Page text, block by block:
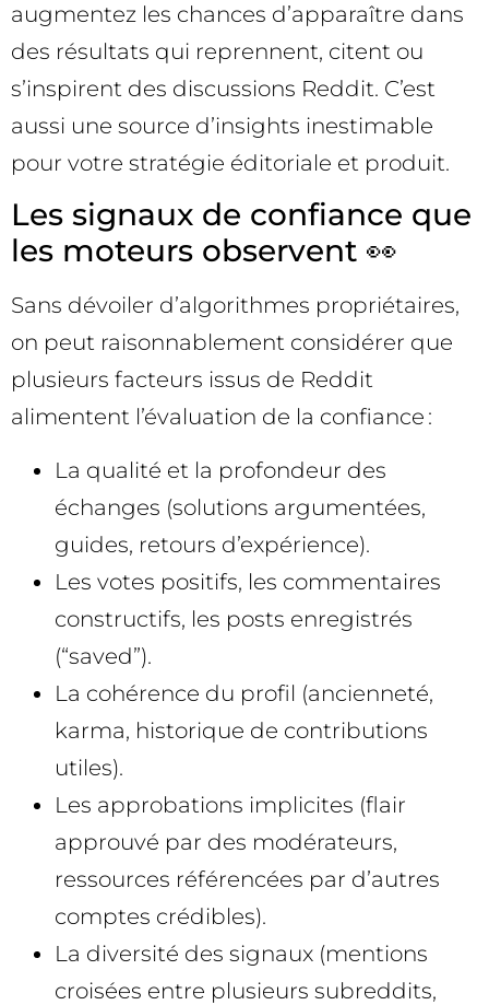
augmentez les chances d’apparaître dans
des résultats qui reprennent, citent ou
s’inspirent des discussions Reddit. C’est
aussi une source d’insights inestimable
pour votre stratégie éditoriale et produit.
Les signaux de confiance que
les moteurs observent 👀
Sans dévoiler d’algorithmes propriétaires,
on peut raisonnablement considérer que
plusieurs facteurs issus de Reddit
alimentent l’évaluation de la confiance :
La qualité et la profondeur des
échanges (solutions argumentées,
guides, retours d’expérience).
Les votes positifs, les commentaires
constructifs, les posts enregistrés
(“saved”).
La cohérence du profil (ancienneté,
karma, historique de contributions
utiles).
Les approbations implicites (flair
approuvé par des modérateurs,
ressources référencées par d’autres
comptes crédibles).
La diversité des signaux (mentions
croisées entre plusieurs subreddits,